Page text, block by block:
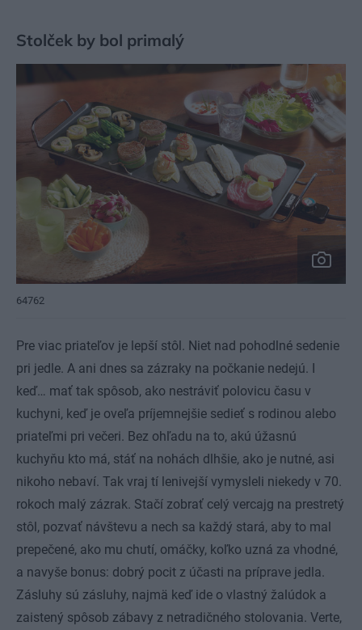
Stolček by bol primalý
64762
Pre viac priateľov je lepší stôl. Niet nad pohodlné sedenie
pri jedle. A ani dnes sa zázraky na počkanie nedejú. I
keď… mať tak spôsob, ako nestráviť polovicu času v
kuchyni, keď je oveľa príjemnejšie sedieť s rodinou alebo
priateľmi pri večeri. Bez ohľadu na to, akú úžasnú
kuchyňu kto má, stáť na nohách dlhšie, ako je nutné, asi
nikoho nebaví. Tak vraj tí lenivejší vymysleli niekedy v 70.
rokoch malý zázrak. Stačí zobrať celý vercajg na prestretý
stôl, pozvať návštevu a nech sa každý stará, aby to mal
prepečené, ako mu chutí, omáčky, koľko uzná za vhodné,
a navyše bonus: dobrý pocit z účasti na príprave jedla.
Zásluhy sú zásluhy, najmä keď ide o vlastný žalúdok a
zaistený spôsob zábavy z netradičného stolovania. Verte,